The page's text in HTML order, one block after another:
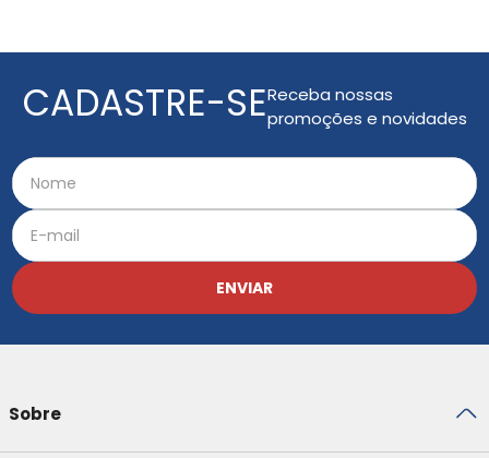
CADASTRE-SEReceba nossas
promoções e novidades
ENVIAR
Sobre